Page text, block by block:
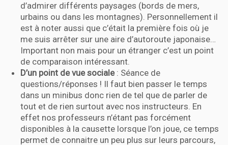
d’admirer différents paysages (bords de mers,
urbains ou dans les montagnes). Personnellement il
est à noter aussi que c’était la première fois où je
me suis arrêter sur une aire d’autoroute japonaise…
Important non mais pour un étranger c’est un point
de comparaison intéressant.
D’un point de vue sociale: Séance de
questions/réponses ! Il faut bien passer le temps
dans un minibus donc rien de tel que de parler de
tout et de rien surtout avec nos instructeurs. En
effet nos professeurs n’étant pas forcément
disponibles à la causette lorsque l’on joue, ce temps
permet de connaitre un peu plus sur leurs parcours,